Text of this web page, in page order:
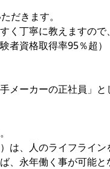
だきます。
丁寧に教えますので
者資格取得率95％超）
メーカーの正社員」
、人のライフライン
永年働く事が可能と